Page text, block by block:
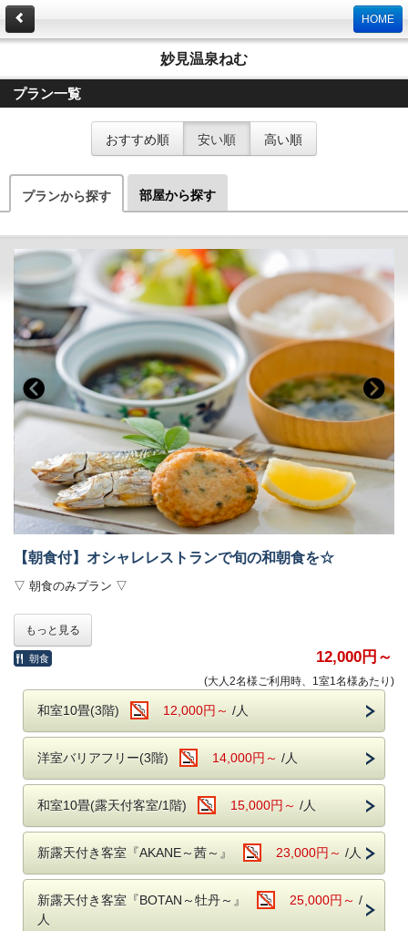
HOME
妙見温泉ねむ
プラン一覧
おすすめ順 安い順 高い順
プランから探す 部屋から探す
【朝食付】オシャレレストランで旬の和朝食を☆
▽ 朝食のみプラン ▽
夕食を食べてからチェックインしたい方や到着が遅くなる方に最適です
♪
シンプルな木製プレートに一品一品添えられたお料理は
見た目も可愛く、朝から気分が上がること間違いなし！
◆お食事◆
季節のお野菜をふんだんに使った品々と
ご飯・お味噌汁・自家製豆腐を優しい味わいでご提供いたします。
□朝食時間・・・8：00～9：00(ラストオーダー8：30)
※早朝出発の方はチェックイン時にご連絡ください。
≪ ネムノキ茶屋 ≫
白を基調とした優しい色遣いのレストランです。
入り口には鹿児島伝統工芸品の錫を、壁には薩摩切子をあしらいまし
もっと見る
朝食 12,000円～
(大人2名様ご利用時、1室1名様あたり)
和室10畳(3階) 12,000円～ /人
洋室バリアフリー(3階) 14,000円～ /人
和室10畳(露天付客室/1階) 15,000円～ /人
新露天付き客室『AKANE～茜～』 23,000円～ /人
新露天付き客室『BOTAN～牡丹～』 25,000円～ /
人